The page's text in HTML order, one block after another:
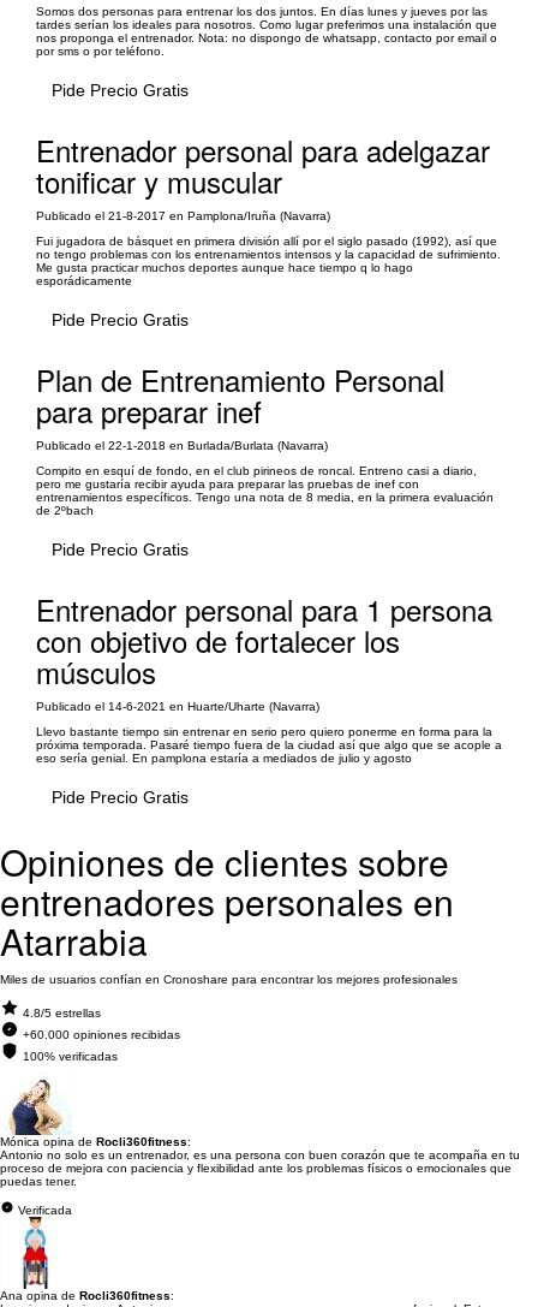
Somos dos personas para entrenar los dos juntos. En días lunes y jueves por las
tardes serían los ideales para nosotros. Como lugar preferimos una instalación que
nos proponga el entrenador. Nota: no dispongo de whatsapp, contacto por email o
por sms o por teléfono.
Pide Precio Gratis
Entrenador personal para adelgazar
tonificar y muscular
Publicado el 21-8-2017 en Pamplona/Iruña (Navarra)
Fui jugadora de básquet en primera división allí por el siglo pasado (1992), así que
no tengo problemas con los entrenamientos intensos y la capacidad de sufrimiento.
Me gusta practicar muchos deportes aunque hace tiempo q lo hago
esporádicamente
Pide Precio Gratis
Plan de Entrenamiento Personal
para preparar inef
Publicado el 22-1-2018 en Burlada/Burlata (Navarra)
Compito en esquí de fondo, en el club pirineos de roncal. Entreno casi a diario,
pero me gustaría recibir ayuda para preparar las pruebas de inef con
entrenamientos específicos. Tengo una nota de 8 media, en la primera evaluación
de 2ºbach
Pide Precio Gratis
Entrenador personal para 1 persona
con objetivo de fortalecer los
músculos
Publicado el 14-6-2021 en Huarte/Uharte (Navarra)
Llevo bastante tiempo sin entrenar en serio pero quiero ponerme en forma para la
próxima temporada. Pasaré tiempo fuera de la ciudad así que algo que se acople a
eso sería genial. En pamplona estaría a mediados de julio y agosto
Pide Precio Gratis
Opiniones de clientes sobre
entrenadores personales en
Atarrabia
Miles de usuarios confían en Cronoshare para encontrar los mejores profesionales
4.8/5 estrellas
+60.000 opiniones recibidas
100% verificadas
Mónica opina de Rocli360fitness:
Antonio no solo es un entrenador, es una persona con buen corazón que te acompaña en tu
proceso de mejora con paciencia y flexibilidad ante los problemas físicos o emocionales que
puedas tener.
Verificada
Ana opina de Rocli360fitness: